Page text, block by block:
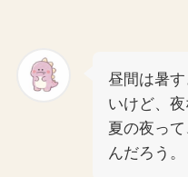
昼間は暑
いけど、夜
夏の夜っ
んだろう。